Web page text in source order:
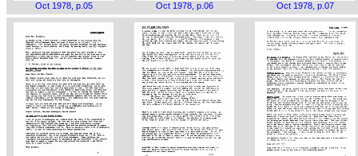
Oct 1978, p.05 Oct 1978, p.06 Oct 1978, p.07